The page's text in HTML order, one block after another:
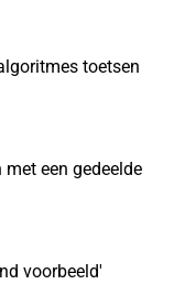
toetsen
een gedeelde
voorbeeld'